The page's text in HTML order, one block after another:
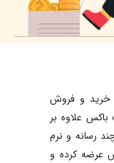
و خرید و فروش
علاوه بر
رسانه و نرم
عرضه کرده و